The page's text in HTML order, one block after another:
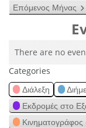
Επόμενος Μήνας
There are no
Categories
Διάλεξη
Εκδρομές στο
Κινηματογράφος